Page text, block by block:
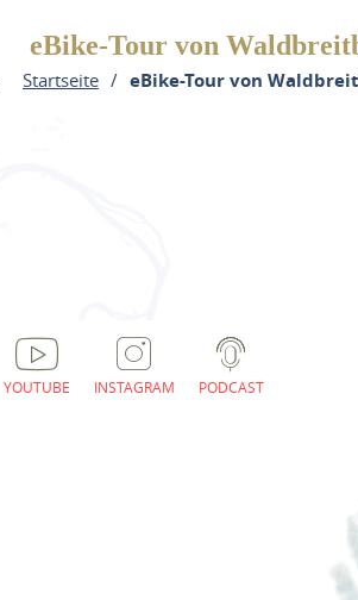
eBike-Tour von
Startseite eBike-Tour von
YOUTUBE INSTAGRAM PODCAST